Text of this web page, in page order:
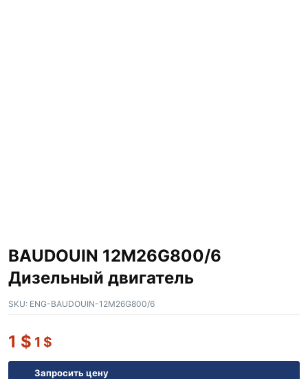
BAUDOUIN 12M26G800/6
Дизельный двигатель
SKU: ENG-BAUDOUIN-12M26G800/6
1 $ 1 $
Запросить цену